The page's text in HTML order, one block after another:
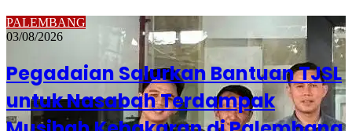
PALEMBANG
03/08/2026
Pegadaian Salurkan Bantuan TJSL
untuk Nasabah Terdampak